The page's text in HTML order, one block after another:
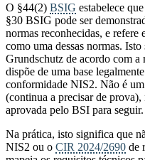
O §44(2) BSIG estabelece
§30 BSIG pode ser
normas reconhecidas, e
como uma dessas normas.
Grundschutz de acordo com
dispõe de uma base
conformidade NIS2. Não é
(continua a precisar de
aprovada pelo BSI para seguir.
Na prática, isto significa que
NIS2 ou o CIR 2024/2690 de